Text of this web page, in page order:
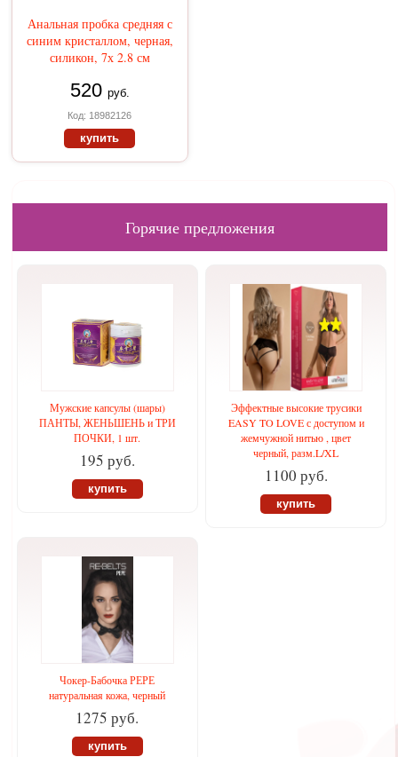
Анальная пробка средняя с
синим кристаллом, черная,
силикон, 7х 2.8 см
520 руб.
Код: 18982126
купить
Горячие предложения
Мужские капсулы (шары)
ПАНТЫ, ЖЕНЬШЕНЬ и ТРИ
ПОЧКИ, 1 шт.
195 руб.
купить
Эффектные высокие трусики
EASY TO LOVE с доступом и
жемчужной нитью , цвет
черный, разм.L/XL
1100 руб.
купить
Чокер-Бабочка РЕРЕ
натуральная кожа, черный
1275 руб.
купить